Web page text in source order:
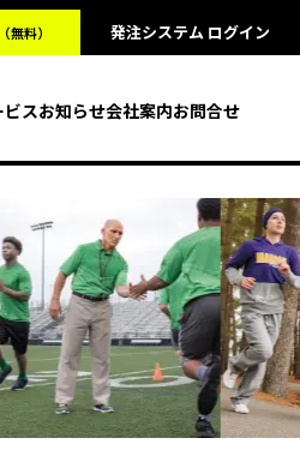
（無料） 発注システム ログイン
スお知らせ会社案内お問合せ